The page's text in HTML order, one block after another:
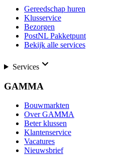
Gereedschap huren
Klusservice
Bezorgen
PostNL Pakketpunt
Bekijk alle services
Services
GAMMA
Bouwmarkten
Over GAMMA
Beter klussen
Klantenservice
Vacatures
Nieuwsbrief